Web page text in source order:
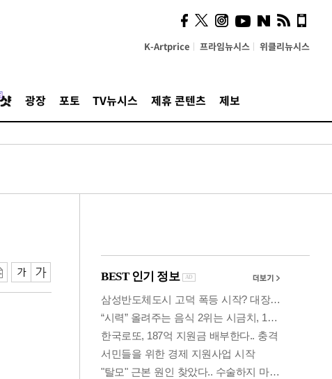
K-Artprice 프라임뉴시스 위클리뉴시스
광장 포토 TV뉴시스 제휴 콘텐츠 제보
사이 해답 찾았죠"…알을
깨고 나온 '초자아'